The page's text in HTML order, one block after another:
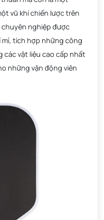
vũ khí chiến lược trên
chuyên nghiệp được
tích hợp những công
các vật liệu cao cấp nhất
những vận động viên